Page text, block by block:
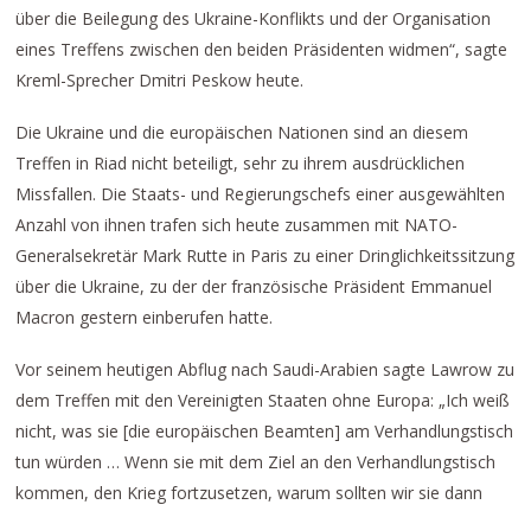
über die Beilegung des Ukraine-Konflikts und der Organisation
eines Treffens zwischen den beiden Präsidenten widmen“, sagte
Kreml-Sprecher Dmitri Peskow heute.
Die Ukraine und die europäischen Nationen sind an diesem
Treffen in Riad nicht beteiligt, sehr zu ihrem ausdrücklichen
Missfallen. Die Staats- und Regierungschefs einer ausgewählten
Anzahl von ihnen trafen sich heute zusammen mit NATO-
Generalsekretär Mark Rutte in Paris zu einer Dringlichkeitssitzung
über die Ukraine, zu der der französische Präsident Emmanuel
Macron gestern einberufen hatte.
Vor seinem heutigen Abflug nach Saudi-Arabien sagte Lawrow zu
dem Treffen mit den Vereinigten Staaten ohne Europa: „Ich weiß
nicht, was sie [die europäischen Beamten] am Verhandlungstisch
tun würden … Wenn sie mit dem Ziel an den Verhandlungstisch
kommen, den Krieg fortzusetzen, warum sollten wir sie dann